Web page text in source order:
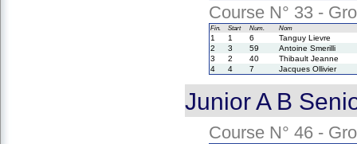
Course N° 33 -
Fin. Start Num. Nom
1 1 6
Tanguy Lievre
2
3 59
Antoine Smerilli
3
2 40
Thibault Jeanne
4
4 7 Jacques Ollivier
Junior A B
Course N° 46 -